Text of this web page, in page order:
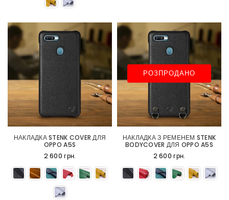
НАКЛАДКА STENK COVER ДЛЯ
OPPO A5S
2 600 грн.
РОЗПРОДАНО
НАКЛАДКА З РЕМЕНЕМ STENK
BODYCOVER ДЛЯ OPPO A5S
2 600 грн.